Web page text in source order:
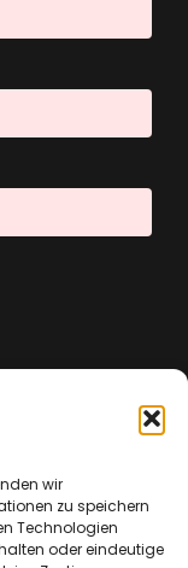
wir
zu speichern
Technologien
oder eindeutige